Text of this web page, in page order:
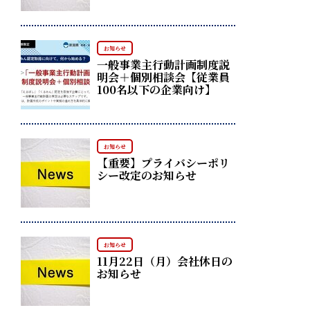
お知らせ
一般事業主行動計画制度説
明会＋個別相談会【従業員
100名以下の企業向け】
お知らせ
【重要】プライバシーポリ
シー改定のお知らせ
お知らせ
11月22日（月）会社休日の
お知らせ